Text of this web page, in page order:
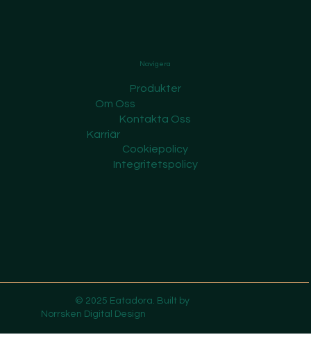
Navigera
Produkter
Om Oss
Kontakta Oss
Karriär
Cookiepolicy
Integritetspolicy
© 2025 Eatadora. Built by
Norrsken Digital Design